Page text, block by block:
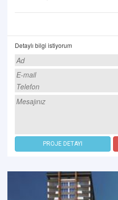
Detaylı bilgi istiyorum
PROJE DETAYI